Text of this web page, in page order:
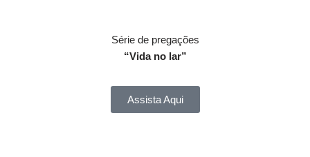
Série de pregações
“Vida no lar”
Assista Aqui